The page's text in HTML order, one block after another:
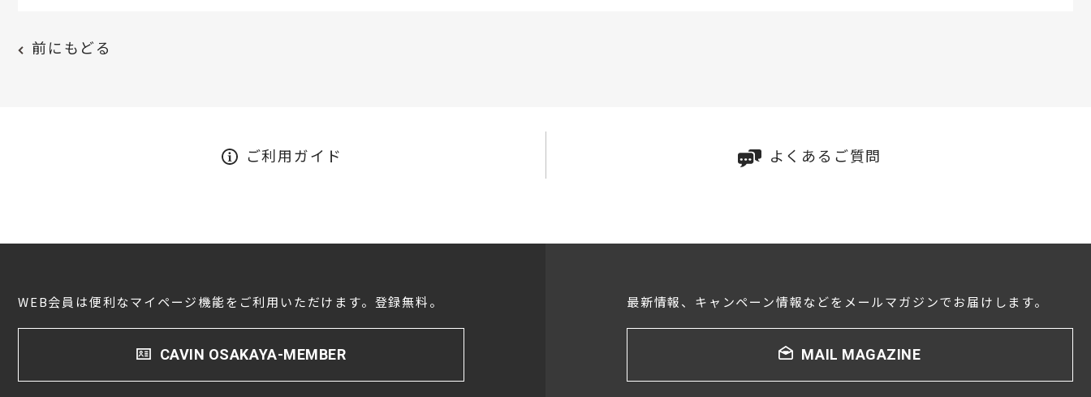
前にもどる
ご利用ガイド よくあるご質問
WEB会員は便利なマイページ機能をご利用いただけます。登録無料。
CAVIN OSAKAYA-MEMBER
最新情報、キャンペーン情報などをメールマガジンでお届けします。
MAIL MAGAZINE